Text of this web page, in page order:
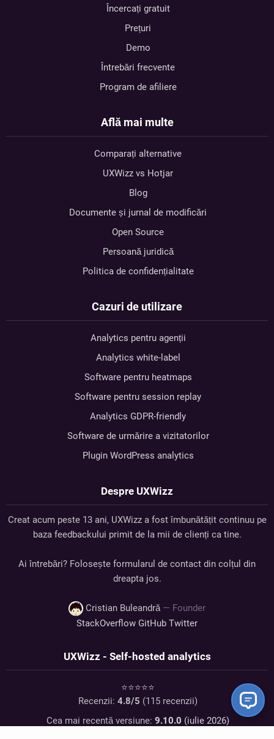
Încercați gratuit
Prețuri
Demo
Întrebări frecvente
Program de afiliere
Află mai multe
Comparați alternative
UXWizz vs Hotjar
Blog
Documente și jurnal de modificări
Open Source
Persoană juridică
Politica de confidențialitate
Cazuri de utilizare
Analytics pentru agenții
Analytics white-label
Software pentru heatmaps
Software pentru session replay
Analytics GDPR-friendly
Software de urmărire a vizitatorilor
Plugin WordPress analytics
Despre UXWizz
Creat acum peste 13 ani, UXWizz a fost îmbunătățit continuu pe
baza feedbackului primit de la mii de clienți ca tine.
Ai întrebări? Folosește formularul de contact din colțul din
dreapta jos.
Cristian Buleandră — Founder
StackOverflow GitHub Twitter
UXWizz - Self-hosted analytics
⭐⭐⭐⭐⭐
Recenzii: 4.8/5 (115 recenzii)
Cea mai recentă versiune: 9.10.0 (iulie 2026)